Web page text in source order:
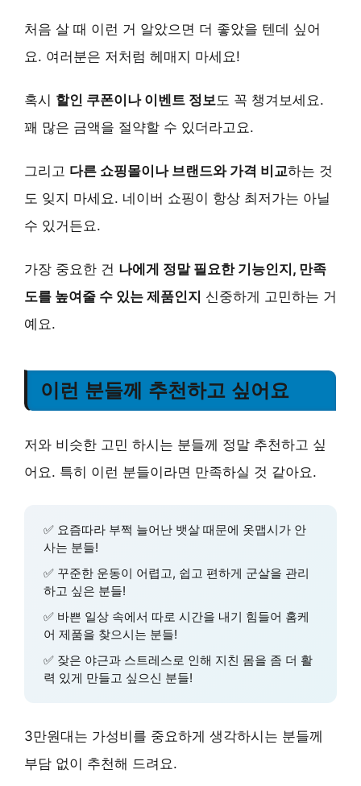
처음 살 때 이런 거 알았으면 더 좋았을 텐데 싶어
요. 여러분은 저처럼 헤매지 마세요!
혹시 할인 쿠폰이나 이벤트 정보 도 꼭 챙겨보세요.
꽤 많은 금액을 절약할 수 있더라고요.
그리고 다른 쇼핑몰이나 브랜드와 가격 비교하는 것
도 잊지 마세요. 네이버 쇼핑이 항상 최저가는 아닐
수 있거든요.
가장 중요한 건 나에게 정말 필요한 기능인지, 만족
도를 높여줄 수 있는 제품인지 신중하게 고민하는 거
예요.
이런 분들께 추천하고 싶어요
저와 비슷한 고민 하시는 분들께 정말 추천하고 싶
어요. 특히 이런 분들이라면 만족하실 것 같아요.
✅ 요즘따라 부쩍 늘어난 뱃살 때문에 옷맵시가 안
사는 분들!
✅ 꾸준한 운동이 어렵고, 쉽고 편하게 군살을 관리
하고 싶은 분들!
✅ 바쁜 일상 속에서 따로 시간을 내기 힘들어 홈케
어 제품을 찾으시는 분들!
✅ 잦은 야근과 스트레스로 인해 지친 몸을 좀 더 활
력 있게 만들고 싶으신 분들!
3만원대는 가성비를 중요하게 생각하시는 분들께
부담 없이 추천해 드려요.